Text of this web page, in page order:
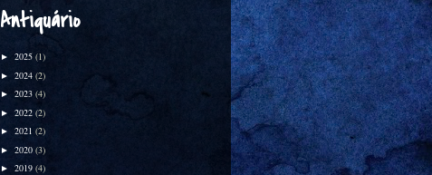
Antiquário
► 2025 (1)
► 2024 (2)
► 2023 (4)
► 2022 (2)
► 2021 (2)
► 2020 (3)
► 2019 (4)